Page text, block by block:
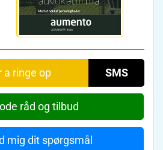
a ringe op SMS
råd og tilbud
mig dit spørgsmål